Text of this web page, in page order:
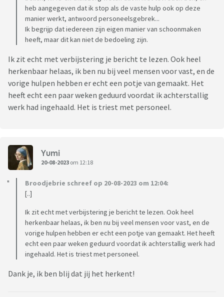
heb aangegeven dat ik stop als de vaste hulp ook op deze
manier werkt, antwoord personeelsgebrek...
Ik begrijp dat iedereen zijn eigen manier van schoonmaken
heeft, maar dit kan niet de bedoeling zijn.
Ik zit echt met verbijstering je bericht te lezen. Ook heel
herkenbaar helaas, ik ben nu bij veel mensen voor vast, en de
vorige hulpen hebben er echt een potje van gemaakt. Het
heeft echt een paar weken geduurd voordat ik achterstallig
werk had ingehaald. Het is triest met personeel.
Yumi
20-08-2023 om 12:18
Broodjebrie schreef op 20-08-2023 om 12:04:
[..]
Ik zit echt met verbijstering je bericht te lezen. Ook heel
herkenbaar helaas, ik ben nu bij veel mensen voor vast, en de
vorige hulpen hebben er echt een potje van gemaakt. Het heeft
echt een paar weken geduurd voordat ik achterstallig werk had
ingehaald. Het is triest met personeel.
Dank je, ik ben blij dat jij het herkent!